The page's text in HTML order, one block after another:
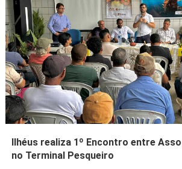
Ilhéus realiza 1º Encontro entre
no Terminal Pesqueiro